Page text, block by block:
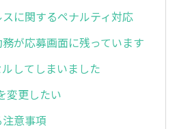
に関するペナルティ対応
が応募画面に残っています
してしまいました
変更したい
意事項